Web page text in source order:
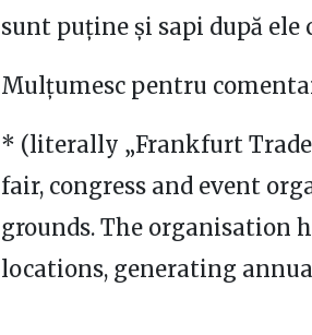
sunt puține și sapi după ele
Mulțumesc pentru
* (literally „Frankfurt Trade
fair, congress and event
grounds. The organisation
locations, generating